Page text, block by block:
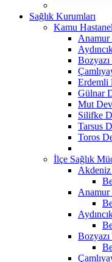
Sağlık Kurumları
Kamu
Anamur
Erdemli
Gülnar
Mut
Silifke
Tarsus
Toros
İlçe Sağlık
Akdeniz
Anamur